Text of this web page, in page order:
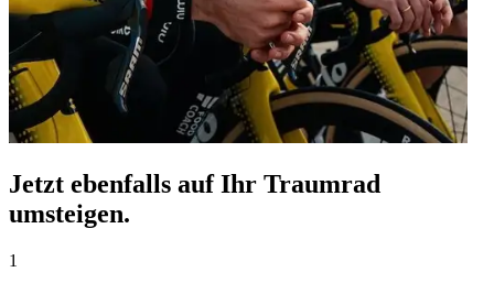
Jetzt ebenfalls auf Ihr Traumrad
umsteigen.
1